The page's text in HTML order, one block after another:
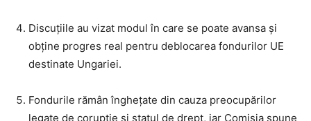
Discuțiile au vizat modul în care se poate avansa și
obține progres real pentru deblocarea fondurilor UE
destinate Ungariei.
Fondurile rămân înghețate din cauza preocupărilor
legate de corupție și statul de drept, iar Comisia spune